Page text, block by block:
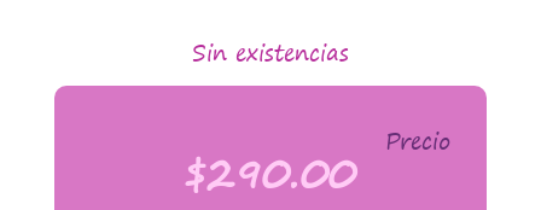
Sin existencias
Precio
$290.00